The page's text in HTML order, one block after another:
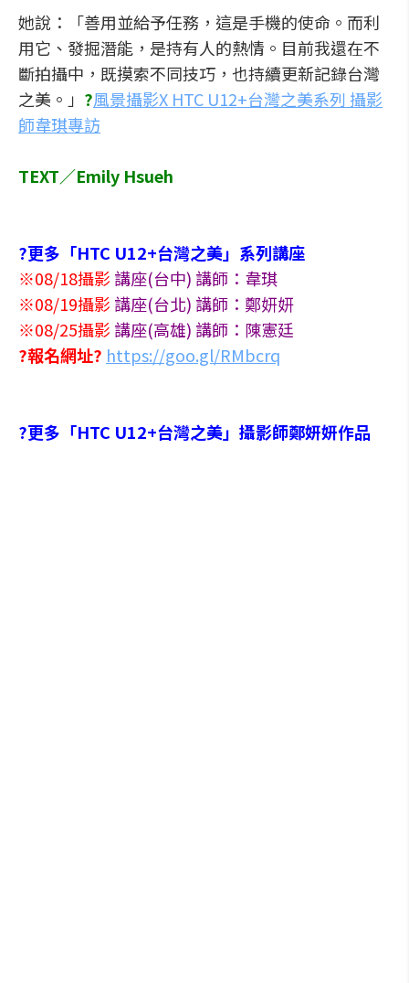
她說：「善用並給予任務，這是手機的使命。而利
用它、發掘潛能，是持有人的熱情。目前我還在不
斷拍攝中，既摸索不同技巧，也持續更新記錄台灣
之美。」 ?風景攝影X HTC U12+台灣之美系列 攝影
師韋琪專訪
TEXT／Emily Hsueh
?更多「HTC U12+台灣之美」系列講座
※08/18攝影 講座(台中) 講師：韋琪
※08/19攝影 講座(台北) 講師：鄭妍妍
※08/25攝影 講座(高雄) 講師：陳憲廷
?報名網址? https://goo.gl/RMbcrq
?更多「HTC U12+台灣之美」攝影師鄭妍妍作品